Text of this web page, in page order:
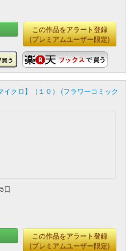
この作品をアラート登録
(プレミアムユーザー限定)
イクロ】（１０） (フラワーコミック
日
この作品をアラート登録
(プレミアムユーザー限定)